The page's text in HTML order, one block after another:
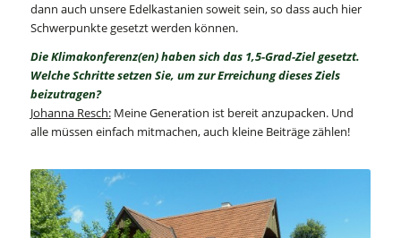
dann auch unsere Edelkastanien soweit sein, so dass auch hier
Schwerpunkte gesetzt werden können.
Die Klimakonferenz(en) haben sich das 1,5-Grad-Ziel gesetzt.
Welche Schritte setzen Sie, um zur Erreichung dieses Ziels
beizutragen?
Johanna Resch:Meine Generation ist bereit anzupacken. Und
alle müssen einfach mitmachen, auch kleine Beiträge zählen!